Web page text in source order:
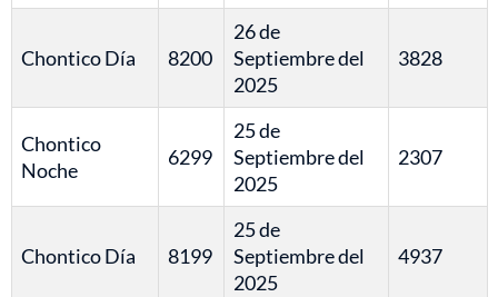
Chontico Día 8200
26 de
Septiembre del
2025
3828
Chontico
Noche
6299
25 de
Septiembre del
2025
2307
Chontico Día 8199
25 de
Septiembre del
2025
4937